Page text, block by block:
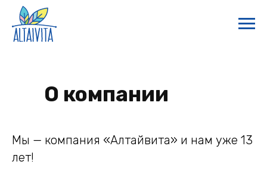
О компании
Мы — компания «Алтайвита» и нам уже 13
лет!